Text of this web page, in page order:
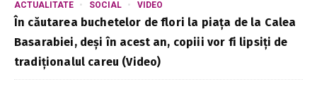
ACTUALITATE SOCIAL VIDEO
În căutarea buchetelor de flori la piața de la Calea
Basarabiei, deși în acest an, copiii vor fi lipsiți de
tradiționalul careu (Video)